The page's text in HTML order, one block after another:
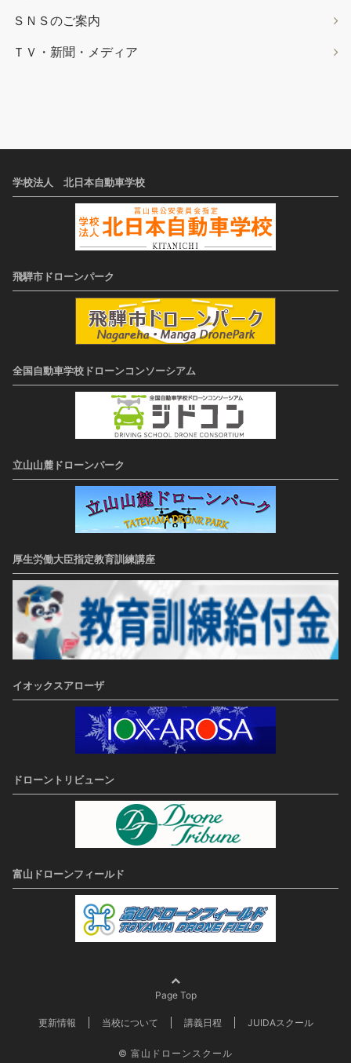
ＳＮＳのご案内
ＴＶ・新聞・メディア
学校法人 北日本自動車学校
飛騨市ドローンパーク
全国自動車学校ドローンコンソーシアム
立山山麓ドローンパーク
厚生労働大臣指定教育訓練講座
イオックスアローザ
ドローントリビューン
富山ドローンフィールド
Page Top
更新情報 当校について 講義日程 JUIDAスクール
© 富山ドローンスクール